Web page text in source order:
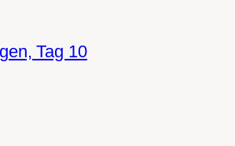
Tag 10